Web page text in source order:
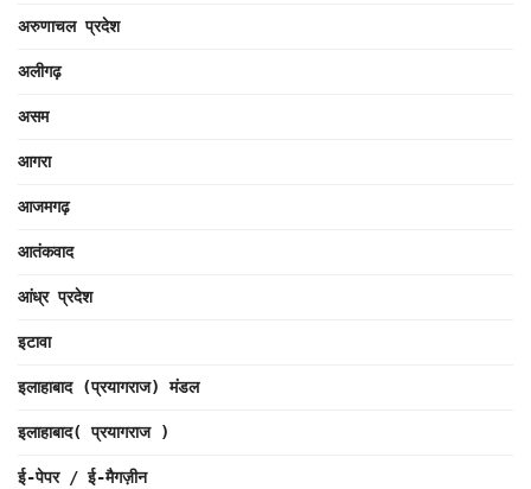
अरुणाचल प्रदेश
अलीगढ़
असम
आगरा
आजमगढ़
आतंकवाद
आंध्र प्रदेश
इटावा
इलाहाबाद (प्रयागराज) मंडल
इलाहाबाद( प्रयागराज )
ई-पेपर / ई-मैगज़ीन